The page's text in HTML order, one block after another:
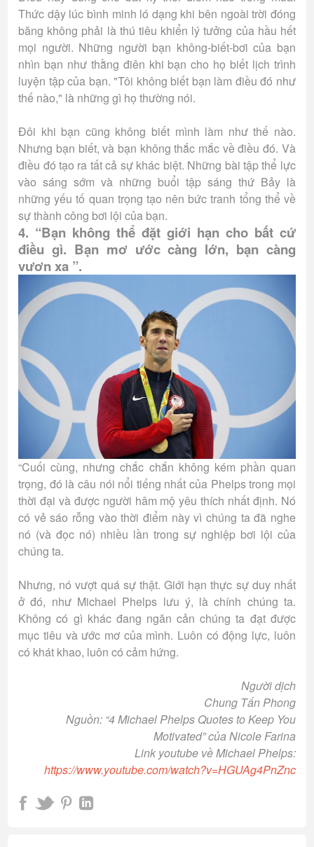
Thức dậy lúc bình minh ló dạng khi bên ngoài trời đóng
băng không phải là thú tiêu khiển lý tưởng của hầu hết
mọi người. Những người bạn không-biết-bơi của bạn
nhìn bạn như thằng điên khi bạn cho họ biết lịch trình
luyện tập của bạn. "Tôi không biết bạn làm điều đó như
thế nào," là những gì họ thường nói.
Đôi khi bạn cũng không biết mình làm như thế nào.
Nhưng bạn biết, và bạn không thắc mắc về điều đó. Và
điều đó tạo ra tất cả sự khác biệt. Những bài tập thể lực
vào sáng sớm và những buổi tập sáng thứ Bảy là
những yếu tố quan trọng tạo nên bức tranh tổng thể về
sự thành công bơi lội của bạn.
4. “Bạn không thể đặt giới hạn cho bất cứ
điều gì. Bạn mơ ước càng lớn, bạn càng
vươn xa ”.
“Cuối cùng, nhưng chắc chắn không kém phần quan
trọng, đó là câu nói nổi tiếng nhất của Phelps trong mọi
thời đại và được người hâm mộ yêu thích nhất định. Nó
có vẻ sáo rỗng vào thời điểm này vì chúng ta đã nghe
nó (và đọc nó) nhiều lần trong sự nghiệp bơi lội của
chúng ta.
Nhưng, nó vượt quá sự thật. Giới hạn thực sự duy nhất
ở đó, như Michael Phelps lưu ý, là chính chúng ta.
Không có gì khác đang ngăn cản chúng ta đạt được
mục tiêu và ước mơ của mình. Luôn có động lực, luôn
có khát khao, luôn có cảm hứng.
Người dịch
Chung Tấn Phong
Nguồn: “4 Michael Phelps Quotes to Keep You
Motivated” của Nicole Farina
Link youtube về Michael Phelps:
https://www.youtube.com/watch?v=HGUAg4PnZnc